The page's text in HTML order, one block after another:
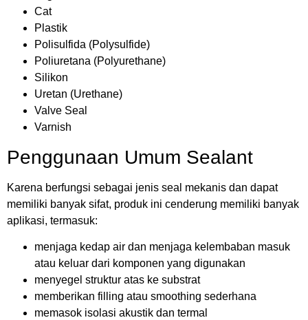
Cat
Plastik
Polisulfida (Polysulfide)
Poliuretana (Polyurethane)
Silikon
Uretan (Urethane)
Valve Seal
Varnish
Penggunaan Umum Sealant
Karena berfungsi sebagai jenis seal mekanis dan dapat
memiliki banyak sifat, produk ini cenderung memiliki banyak
aplikasi, termasuk:
menjaga kedap air dan menjaga kelembaban masuk
atau keluar dari komponen yang digunakan
menyegel struktur atas ke substrat
memberikan filling atau smoothing sederhana
memasok isolasi akustik dan termal